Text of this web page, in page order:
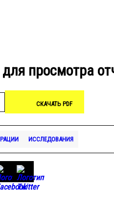
просмотра
СКАЧАТЬ PDF
ИССЛЕДОВАНИЯ